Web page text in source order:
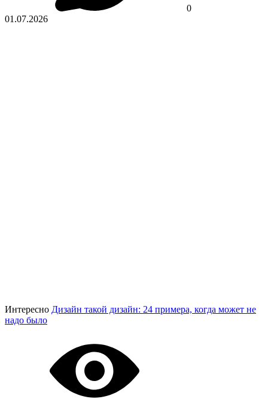
0
01.07.2026
Интересно Дизайн такой дизайн: 24 примера, когда может не
надо было